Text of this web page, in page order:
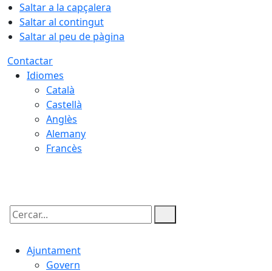
Saltar a la capçalera
Saltar al contingut
Saltar al peu de pàgina
Contactar
Idiomes
Català
Castellà
Anglès
Alemany
Francès
Cercar:
Ajuntament
Govern